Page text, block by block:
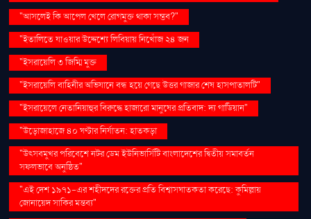
"আসলেই কি আপেল খেলে রোগমুক্ত থাকা সম্ভব?"
"ইতালিতে যাওয়ার উদ্দেশ্যে লিবিয়ায় নিখোঁজ ২৪ জন
"ইসরায়েলি ৩ জিম্মি মুক্ত
"ইসরায়েলি বাহিনীর অভিযানে বন্ধ হয়ে গেছে উত্তর গাজার শেষ হাসপাতালটি"
"ইসরায়েলে নেতানিয়াহুর বিরুদ্ধে হাজারো মানুষের প্রতিবাদ: দ্য গার্ডিয়ান"
"উড়োজাহাজে ৪০ ঘণ্টার নির্যাতন: হাতকড়া
"উৎসবমুখর পরিবেশে নটর ডেম ইউনিভার্সিটি বাংলাদেশের দ্বিতীয় সমাবর্তন
সফলভাবে অনুষ্ঠিত"
"এই দেশ ১৯৭১-এর শহীদদের রক্তের প্রতি বিশ্বাসঘাতকতা করেছে: কুমিল্লায়
জোনায়েদ সাকির মন্তব্য"